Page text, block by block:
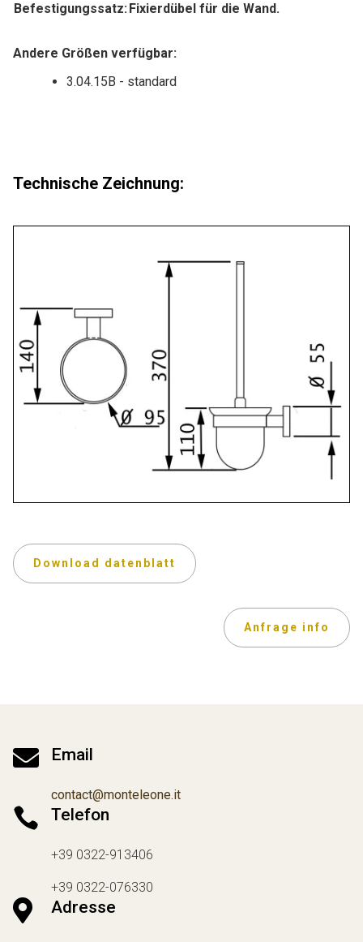
Befestigungssatz: Fixierdübel für die Wand.
Andere Größen verfügbar:
3.04.15B - standard
Technische Zeichnung:
Download datenblatt
Anfrage info
 Email
contact@monteleone.it
 Telefon
+39 0322-913406
+39 0322-076330
 Adresse